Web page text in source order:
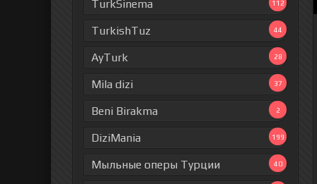
TurkSinema 112
TurkishTuz 44
AyTurk 28
Mila dizi 37
Beni Birakma 2
DiziMania 199
Мыльные оперы Турции 40